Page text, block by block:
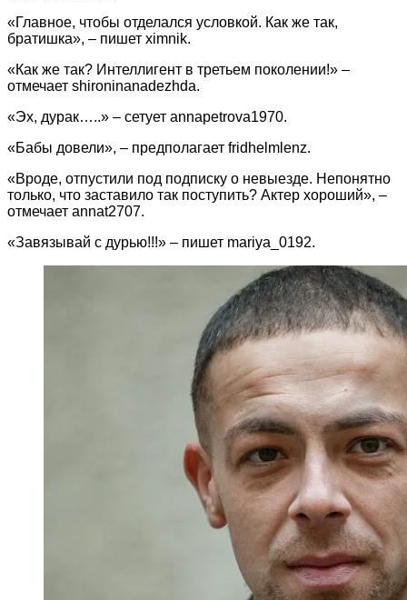
«Главное, чтобы отделался условкой. Как же так,
братишка», – пишет ximnik.
«Как же так? Интеллигент в третьем поколении!» –
отмечает shironinanadezhda.
«Эх, дурак…..» – сетует annapetrova1970.
«Бабы довели», – предполагает fridhelmlenz.
«Вроде, отпустили под подписку о невыезде. Непонятно
только, что заставило так поступить? Актер хороший», –
отмечает annat2707.
«Завязывай с дурью!!!» – пишет mariya_0192.